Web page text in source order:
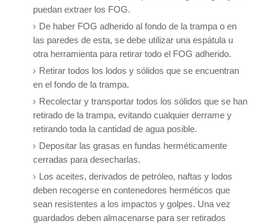
puedan extraer los FOG.
De haber FOG adherido al fondo de la trampa o en
las paredes de esta, se debe utilizar una espátula u
otra herramienta para retirar todo el FOG adherido.
Retirar todos los lodos y sólidos que se encuentran
en el fondo de la trampa.
Recolectar y transportar todos los sólidos que se han
retirado de la trampa, evitando cualquier derrame y
retirando toda la cantidad de agua posible.
Depositar las grasas en fundas herméticamente
cerradas para desecharlas.
Los aceites, derivados de petróleo, naftas y lodos
deben recogerse en contenedores herméticos que
sean resistentes a los impactos y golpes. Una vez
guardados deben almacenarse para ser retirados